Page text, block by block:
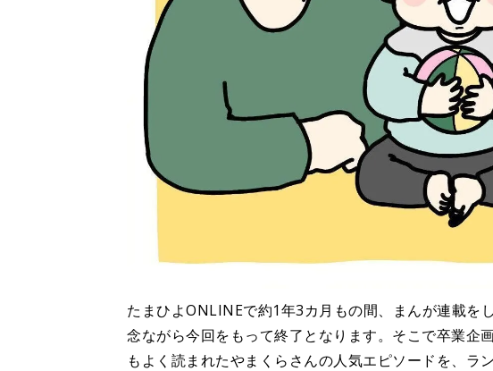
たまひよONLINEで約1年3カ月もの間、まんが連載を
念ながら今回をもって終了となります。そこで卒業企
もよく読まれたやまくらさんの人気エピソードを、ラ